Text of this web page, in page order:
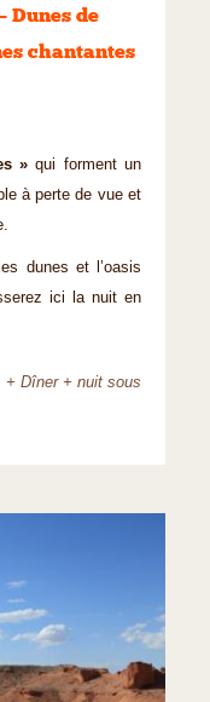
Dunes de
chantantes
»qui forment un
à perte de vue et
dunes et l’oasis
ici la nuit en
+ Dîner + nuit sous